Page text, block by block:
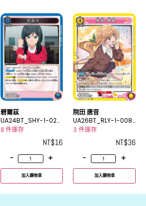
碧爾茲
UA24BT_SHY-1-027
R
8 件庫存
NT$16
-
+
加入購物車
院田 唐音
UA26BT_RLY-1-008
SR
3 件庫存
NT$36
-
+
加入購物車